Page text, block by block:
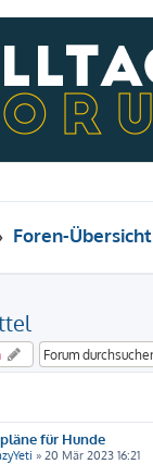
Foren-Übersicht
für Hunde
» 20 Mär 2023 16:21